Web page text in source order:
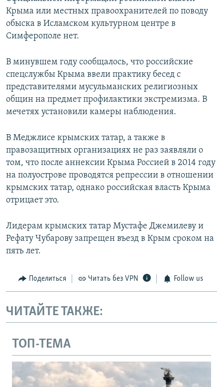
Крыма или местных правоохранителей по поводу
обыска в Исламском культурном центре в
Симферополе нет.
В минувшем году сообщалось, что российские
спецслужбы Крыма ввели практику бесед с
представителями мусульманских религиозных
общин на предмет профилактики экстремизма. В
мечетях установили камеры наблюдения.
В Меджлисе крымских татар, а также в
правозащитных организациях не раз заявляли о
том, что после аннексии Крыма Россией в 2014 году
на полуострове проводятся репрессии в отношении
крымских татар, однако российская власть Крыма
отрицает это.
Лидерам крымских татар Мустафе Джемилеву и
Рефату Чубарову запрещен въезд в Крым сроком на
пять лет.
Поделиться Читать без VPN Follow us
ЧИТАЙТЕ ТАКЖЕ:
ТОП-ТЕМА